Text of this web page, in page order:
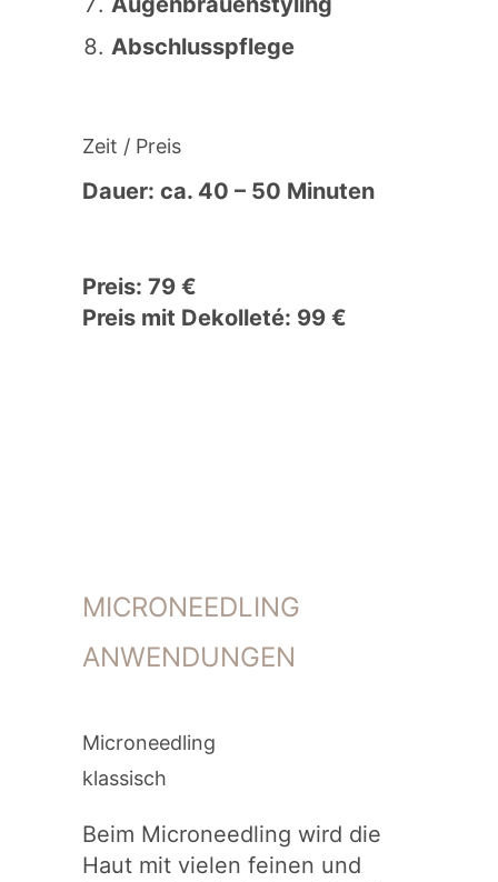
Abschlusspflege
Zeit / Preis
Dauer: ca. 40 – 50 Minuten
Preis: 79 €
Preis mit Dekolleté: 99 €
MICRONEEDLING
ANWENDUNGEN
Microneedling
klassisch
Beim Microneedling wird die
Haut mit vielen feinen und